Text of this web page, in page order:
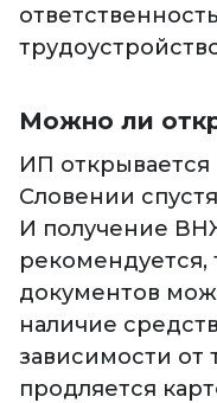
Можно ли
ИП
Словении
И получение
рекомендуется,
документов
наличие
зависимости от
продляется